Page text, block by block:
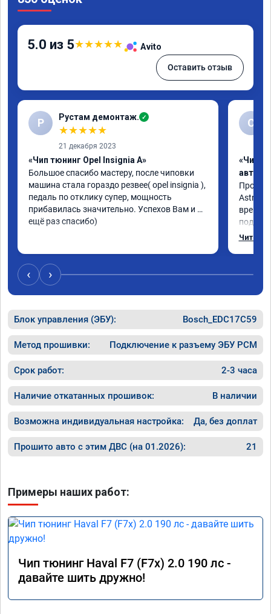
5.0 из 5★★★★★ Avito
Оставить отзыв
Р Рустам демонтаж. ✓
★★★★★
21 декабря 2023
«Чип тюнинг Opel Insignia A»
Большое спасибо мастеру, после чиповки
машина стала гораздо резвее( opel insignia ),
педаль по отклику супер, мощность
прибавилась значительно. Успехов Вам и
ещё раз спасибо)
С
«Чип
Astra J
стала
Читать
‹ ›
Блок управления (ЭБУ): Bosch_EDC17C59
Метод прошивки: Подключение к разъему ЭБУ PCM
Срок работ: 2-3 часа
Наличие откатанных прошивок: В наличии
Возможна индивидуальная настройка: Да, без доплат
Прошито авто с этим ДВС (на 01.2026): 21
Примеры наших работ:
Чип тюнинг Haval F7 (F7x) 2.0 190 лс -
давайте шить дружно!